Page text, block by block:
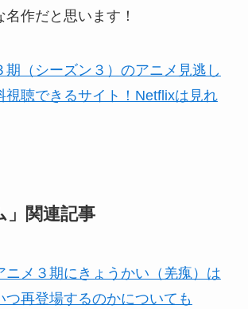
作だと思います！
期（シーズン３）のアニメ見逃し
視聴できるサイト！Netflixは見れ
」関連記事
ニメ３期にきょうかい（羌瘣）は
つ再登場するのかについても